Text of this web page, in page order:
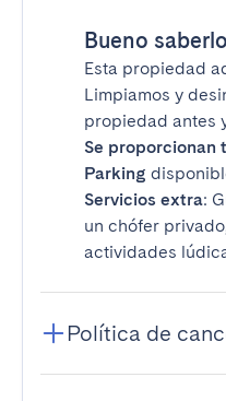
Bueno saberlo
Esta propiedad
Limpiamos y
propiedad antes
Se proporcionan
Parking
Servicios extra:
un chófer
actividades
Política de